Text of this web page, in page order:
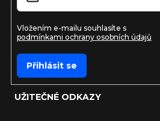
UŽITEČNÉ ODKAZY
Vložením e-mailu souhlasíte s
podmínkami ochrany osobních údajů
Přihlásit se